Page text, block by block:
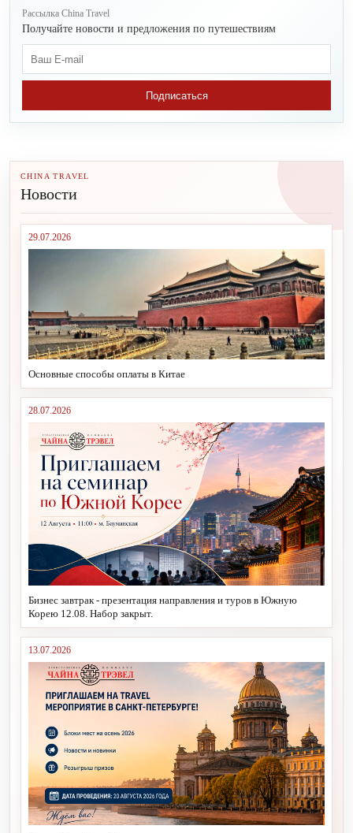
Рассылка China Travel
Получайте новости и предложения по путешествиям
Подписаться
CHINA TRAVEL
Новости
29.07.2026
Основные способы оплаты в Китае
28.07.2026
Бизнес завтрак - презентация направления и туров в Южную
Корею 12.08. Набор закрыт.
13.07.2026